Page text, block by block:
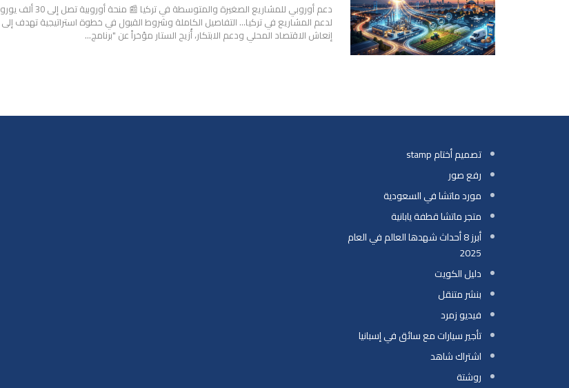
دعم أوروبي للمشاريع الصغيرة والمتوسطة في تركيا 📰 منحة أوروبية تصل إلى 30 ألف يورو
لدعم المشاريع في تركيا… التفاصيل الكاملة وشروط القبول في خطوة استراتيجية تهدف إلى
إنعاش الاقتصاد المحلي ودعم الابتكار، أُزيح الستار مؤخراً عن "برنامج…
تصميم أختام stamp
رفع صور
مورد ماتشا في السعودية
متجر ماتشا قطفة يابانية
أبرز 8 أحداث شهدها العالم في العام
2025
دليل الكويت
بنشر متنقل
فيديو زمرد
تأجير سيارات مع سائق في إسبانيا
اشتراك شاهد
روشتة